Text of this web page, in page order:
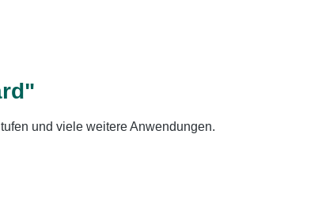
und viele weitere Anwendungen.